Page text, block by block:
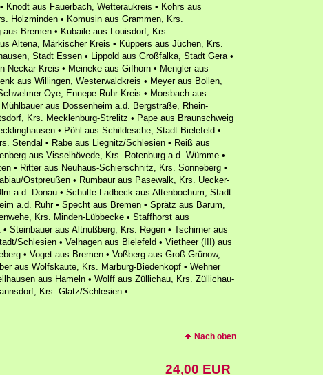
Knodt aus Fauerbach, Wetteraukreis • Kohrs aus
Holzminden • Komusin aus Grammen, Krs.
Bremen • Kubaile aus Louisdorf, Krs.
Altena, Märkischer Kreis • Küppers aus Jüchen, Krs.
Stadt Essen • Lippold aus Großfalka, Stadt Gera •
Neckar-Kreis • Meineke aus Gifhorn • Mengler aus
aus Willingen, Westerwaldkreis • Meyer aus Bollen,
Oye, Ennepe-Ruhr-Kreis • Morsbach aus
aus Dossenheim a.d. Bergstraße, Rhein-
Krs. Mecklenburg-Strelitz • Pape aus Braunschweig
• Pöhl aus Schildesche, Stadt Bielefeld •
Stendal • Rabe aus Liegnitz/Schlesien • Reiß aus
aus Visselhövede, Krs. Rotenburg a.d. Wümme •
• Ritter aus Neuhaus-Schierschnitz, Krs. Sonneberg •
Ostpreußen • Rumbaur aus Pasewalk, Krs. Uecker-
a.d. Donau • Schulte-Ladbeck aus Altenbochum, Stadt
a.d. Ruhr • Specht aus Bremen • Sprätz aus Barum,
Krs. Minden-Lübbecke • Staffhorst aus
Steinbauer aus Altnußberg, Krs. Regen • Tschirner aus
Schlesien • Velhagen aus Bielefeld • Vietheer (III) aus
• Voget aus Bremen • Voßberg aus Groß Grünow,
aus Wolfskaute, Krs. Marburg-Biedenkopf • Wehner
aus Hameln • Wolff aus Züllichau, Krs. Züllichau-
Krs. Glatz/Schlesien •
Nach oben
24,00 EUR